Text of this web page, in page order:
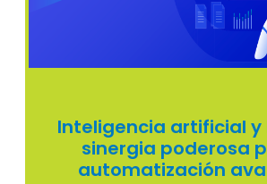
Inteligencia artificial y
sinergia poderosa
automatización